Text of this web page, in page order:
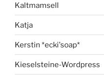
Kaltmamsell
Katja
Kerstin *ecki'soap*
Kieselsteine-Wordpress